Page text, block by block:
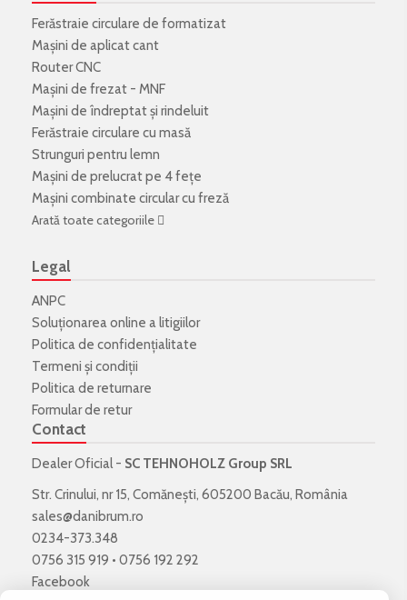
Ferăstraie circulare de formatizat
Mașini de aplicat cant
Router CNC
Mașini de frezat - MNF
Mașini de îndreptat și rindeluit
Ferăstraie circulare cu masă
Strunguri pentru lemn
Mașini de prelucrat pe 4 fețe
Mașini combinate circular cu freză
Arată toate categoriile
Legal
ANPC
Soluționarea online a litigiilor
Politica de confidenţialitate
Termeni şi condiţii
Politica de returnare
Formular de retur
Contact
Dealer Oficial - SC TEHNOHOLZ Group SRL
Str. Crinului, nr 15, Comănești, 605200 Bacău, România
sales@danibrum.ro
0234-373.348
0756 315 919 • 0756 192 292
Facebook